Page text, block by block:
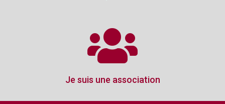
Je suis une association